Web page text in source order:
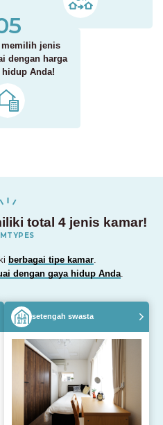
memilih jenis
dengan harga
hidup Anda!
total 4 jenis kamar!
berbagai tipe kamar
dengan gaya hidup Anda
setengah swasta